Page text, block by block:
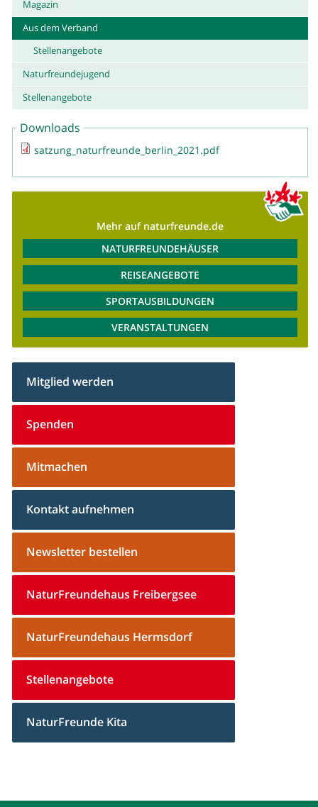
Magazin
Aus dem Verband
Stellenangebote
Naturfreundejugend
Stellenangebote
Downloads
satzung_naturfreunde_berlin_2021.pdf
Mehr auf naturfreunde.de
NATURFREUNDEHÄUSER
REISEANGEBOTE
SPORTAUSBILDUNGEN
VERANSTALTUNGEN
Mitglied werden
Spenden
Mitmachen
Kontakt aufnehmen
Newsletter bestellen
NaturFreundehaus Freibergsee
NaturFreundehaus Hermsdorf
Stellenangebote
NaturFreunde Kita